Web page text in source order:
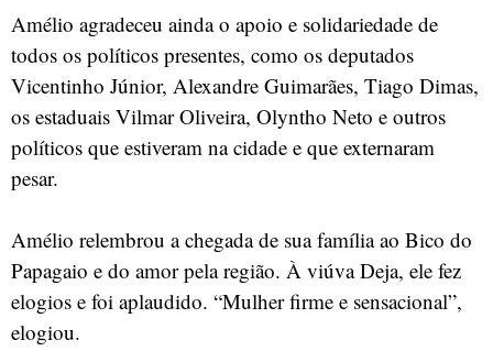
Amélio agradeceu ainda o apoio e solidariedade de
todos os políticos presentes, como os deputados
Vicentinho Júnior, Alexandre Guimarães, Tiago Dimas,
os estaduais Vilmar Oliveira, Olyntho Neto e outros
políticos que estiveram na cidade e que externaram
pesar.
Amélio relembrou a chegada de sua família ao Bico do
Papagaio e do amor pela região. À viúva Deja, ele fez
elogios e foi aplaudido. “Mulher firme e sensacional”,
elogiou.